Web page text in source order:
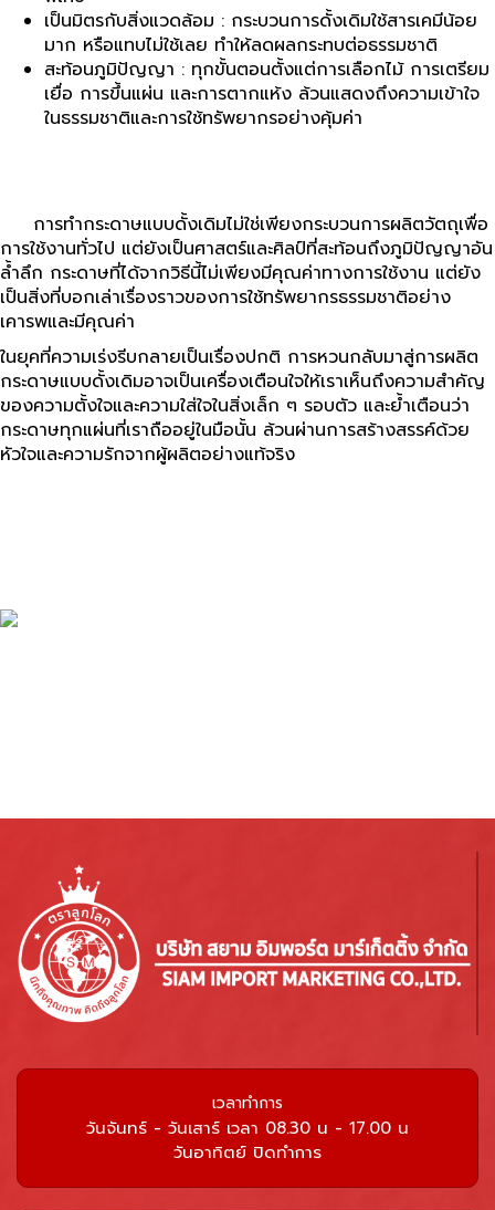
เป็นมิตรกับสิ่งแวดล้อม : กระบวนการดั้งเดิมใช้สารเคมีน้อย
มาก หรือแทบไม่ใช้เลย ทำให้ลดผลกระทบต่อธรรมชาติ
สะท้อนภูมิปัญญา : ทุกขั้นตอนตั้งแต่การเลือกไม้ การเตรียม
เยื่อ การขึ้นแผ่น และการตากแห้ง ล้วนแสดงถึงความเข้าใจ
ในธรรมชาติและการใช้ทรัพยากรอย่างคุ้มค่า
การทำกระดาษแบบดั้งเดิมไม่ใช่เพียงกระบวนการผลิตวัตถุเพื่อ
การใช้งานทั่วไป แต่ยังเป็นศาสตร์และศิลป์ที่สะท้อนถึงภูมิปัญญาอัน
ล้ำลึก กระดาษที่ได้จากวิธีนี้ไม่เพียงมีคุณค่าทางการใช้งาน แต่ยัง
เป็นสิ่งที่บอกเล่าเรื่องราวของการใช้ทรัพยากรธรรมชาติอย่าง
เคารพและมีคุณค่า
ในยุคที่ความเร่งรีบกลายเป็นเรื่องปกติ การหวนกลับมาสู่การผลิต
กระดาษแบบดั้งเดิมอาจเป็นเครื่องเตือนใจให้เราเห็นถึงความสำคัญ
ของความตั้งใจและความใส่ใจในสิ่งเล็ก ๆ รอบตัว และย้ำเตือนว่า
กระดาษทุกแผ่นที่เราถืออยู่ในมือนั้น ล้วนผ่านการสร้างสรรค์ด้วย
หัวใจและความรักจากผู้ผลิตอย่างแท้จริง
เวลาทำการ
วันจันทร์ - วันเสาร์ เวลา 08.30 น - 17.00 น
วันอาทิตย์ ปิดทำการ